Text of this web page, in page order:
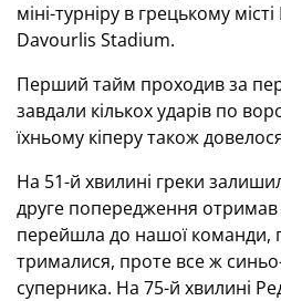
міні-турніру в грецькому
Davourlis Stadium.
Перший тайм проходив за
завдали кількох ударів по
їхньому кіперу також
На 51-й хвилині греки
друге попередження отримав
перейшла до нашої команди,
трималися, проте все ж
суперника. На 75-й хвилині